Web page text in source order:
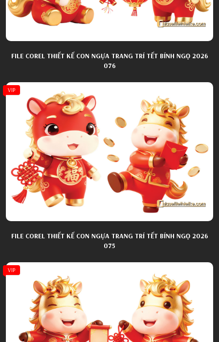
FILE COREL THIẾT KẾ CON NGỰA TRANG TRÍ TẾT BÍNH NGỌ 2026
076
VIP
FILE COREL THIẾT KẾ CON NGỰA TRANG TRÍ TẾT BÍNH NGỌ 2026
075
VIP